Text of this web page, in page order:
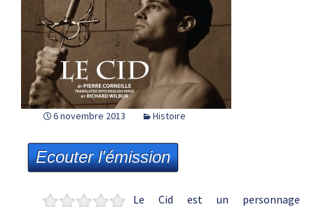
6 novembre 2013 Histoire
Ecouter l'émission
Le Cid est un personnage